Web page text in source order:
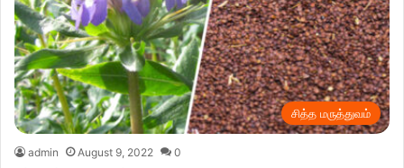
சித்த மருத்துவம்
admin August 9, 2022 0